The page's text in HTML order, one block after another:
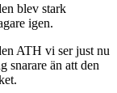
blev stark
igen.
ATH vi ser just nu
snarare än att den